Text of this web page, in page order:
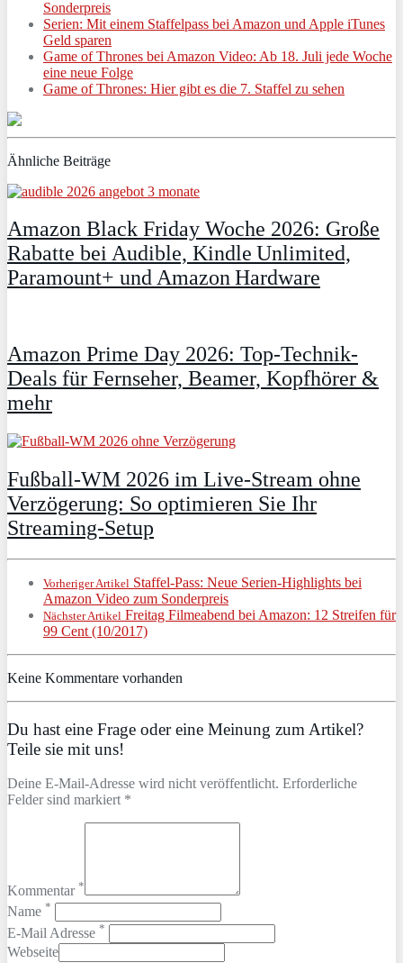
Sonderpreis
Serien: Mit einem Staffelpass bei Amazon und Apple iTunes
Geld sparen
Game of Thrones bei Amazon Video: Ab 18. Juli jede Woche
eine neue Folge
Game of Thrones: Hier gibt es die 7. Staffel zu sehen
Ähnliche Beiträge
Amazon Black Friday Woche 2026: Große
Rabatte bei Audible, Kindle Unlimited,
Paramount+ und Amazon Hardware
Amazon Prime Day 2026: Top-Technik-
Deals für Fernseher, Beamer, Kopfhörer &
mehr
Fußball-WM 2026 im Live-Stream ohne
Verzögerung: So optimieren Sie Ihr
Streaming-Setup
Vorheriger Artikel Staffel-Pass: Neue Serien-Highlights bei
Amazon Video zum Sonderpreis
Nächster Artikel Freitag Filmeabend bei Amazon: 12 Streifen für
99 Cent (10/2017)
Keine Kommentare vorhanden
Du hast eine Frage oder eine Meinung zum Artikel?
Teile sie mit uns!
Deine E-Mail-Adresse wird nicht veröffentlicht. Erforderliche
Felder sind markiert *
Kommentar *
Name *
E-Mail Adresse *
Webseite